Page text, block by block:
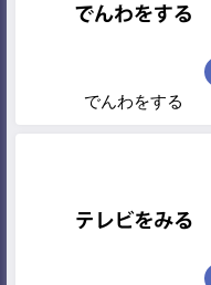
でんわをする